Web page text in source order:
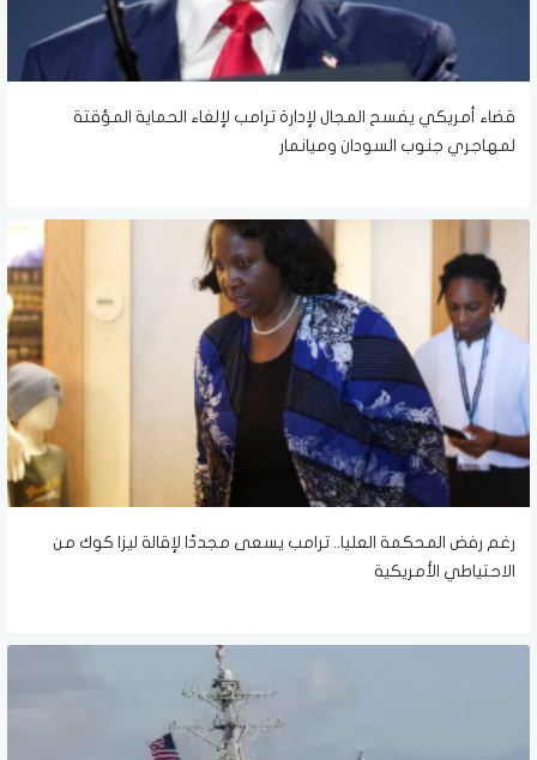
قضاء أمريكي يفسح المجال لإدارة ترامب لإلغاء الحماية المؤقتة
لمهاجري جنوب السودان وميانمار
رغم رفض المحكمة العليا.. ترامب يسعى مجددًا لإقالة ليزا كوك من
الاحتياطي الأمريكية